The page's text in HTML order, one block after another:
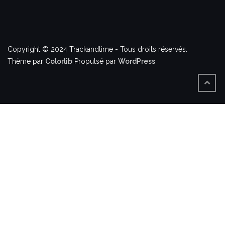
Copyright © 2024 Trackandtime - Tous droits réservés.
Thème par Colorlib Propulsé par WordPress